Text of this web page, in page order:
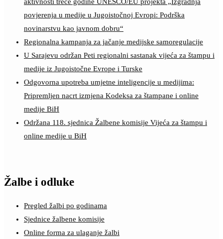
aktivnosti treće godine UNESCO/EU projekta „Izgradnja
povjerenja u medije u Jugoistočnoj Evropi: Podrška
novinarstvu kao javnom dobru“
Regionalna kampanja za jačanje medijske samoregulacije
U Sarajevu održan Peti regionalni sastanak vijeća za štampu i
medije iz Jugoistočne Evrope i Turske
Odgovorna upotreba umjetne inteligencije u medijima:
Pripremljen nacrt izmjena Kodeksa za štampane i online
medije BiH
Održana 118. sjednica Žalbene komisije Vijeća za štampu i
online medije u BiH
Žalbe i odluke
Pregled žalbi po godinama
Sjednice žalbene komisije
Online forma za ulaganje žalbi